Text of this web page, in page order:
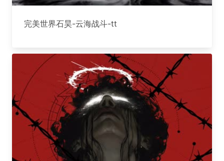
完美世界石昊-云海战斗-tt